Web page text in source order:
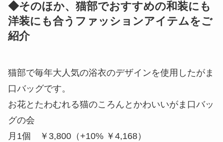
◆そのほか、猫部でおすすめの和装にも
洋装にも合うファッションアイテムをご
紹介
猫部で毎年大人気の浴衣のデザインを使用したがま
口バッグです。
お花とたわむれる猫のころんとかわいいがま口バッ
グの会
月1個 ￥3,800（+10% ￥4,168）